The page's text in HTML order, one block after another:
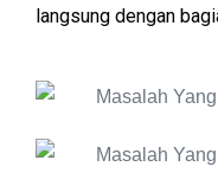
langsung dengan